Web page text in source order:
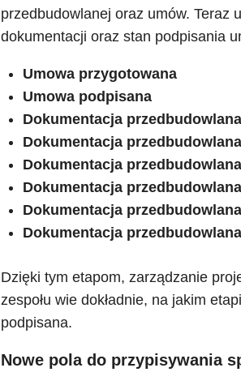
przedbudowlanej oraz umów. Teraz
dokumentacji oraz stan podpisania
Umowa przygotowana
Umowa podpisana
Dokumentacja
Dokumentacja
Dokumentacja
Dokumentacja
Dokumentacja
Dokumentacja
Dzięki tym etapom, zarządzanie
zespołu wie dokładnie, na jakim
podpisana.
Nowe pola do przypisywania